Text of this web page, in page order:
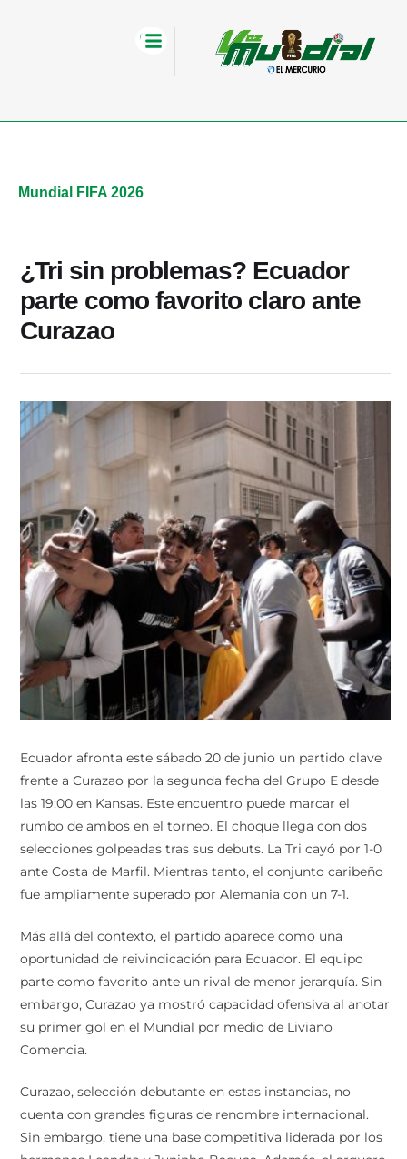
Mundial FIFA 2026
¿Tri sin problemas? Ecuador
parte como favorito claro ante
Curazao
Ecuador afronta este sábado 20 de junio un partido clave
frente a Curazao por la segunda fecha del Grupo E desde
las 19:00 en Kansas. Este encuentro puede marcar el
rumbo de ambos en el torneo. El choque llega con dos
selecciones golpeadas tras sus debuts. La Tri cayó por 1-0
ante Costa de Marfil. Mientras tanto, el conjunto caribeño
fue ampliamente superado por Alemania con un 7-1.
Más allá del contexto, el partido aparece como una
oportunidad de reivindicación para Ecuador. El equipo
parte como favorito ante un rival de menor jerarquía. Sin
embargo, Curazao ya mostró capacidad ofensiva al anotar
su primer gol en el Mundial por medio de Liviano
Comencia.
Curazao, selección debutante en estas instancias, no
cuenta con grandes figuras de renombre internacional.
Sin embargo, tiene una base competitiva liderada por los